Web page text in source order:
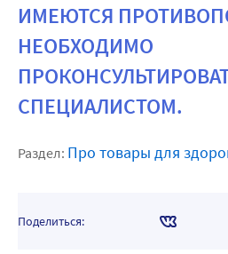
ИМЕЮТСЯ
НЕОБХОДИМО
СПЕЦИАЛИСТОМ.
Раздел: Про товары для
Поделиться: